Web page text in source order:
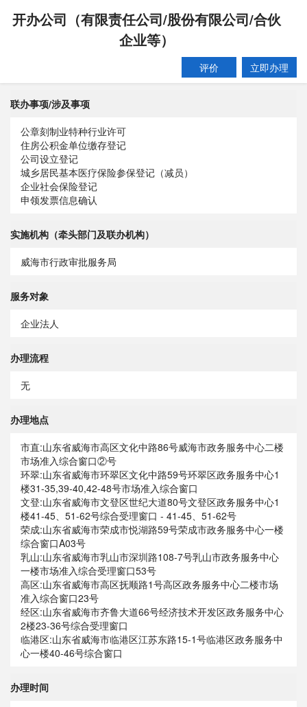
开办公司（有限责任公司/股份有限公司/合伙
企业等）
评价 立即办理
联办事项/涉及事项
公章刻制业特种行业许可
住房公积金单位缴存登记
公司设立登记
城乡居民基本医疗保险参保登记（减员）
企业社会保险登记
申领发票信息确认
实施机构（牵头部门及联办机构）
威海市行政审批服务局
服务对象
企业法人
办理流程
无
办理地点
市直:山东省威海市高区文化中路86号威海市政务服务中心二楼
市场准入综合窗口②号
环翠:山东省威海市环翠区文化中路59号环翠区政务服务中心1
楼31-35,39-40,42-48号市场准入综合窗口
文登:山东省威海市文登区世纪大道80号文登区政务服务中心1
楼41-45、51-62号综合受理窗口 - 41-45、51-62号
荣成:山东省威海市荣成市悦湖路59号荣成市政务服务中心一楼
综合窗口A03号
乳山:山东省威海市乳山市深圳路108-7号乳山市政务服务中心
一楼市场准入综合受理窗口53号
高区:山东省威海市高区抚顺路1号高区政务服务中心二楼市场
准入综合窗口23号
经区:山东省威海市齐鲁大道66号经济技术开发区政务服务中心
2楼23-36号综合受理窗口
临港区:山东省威海市临港区江苏东路15-1号临港区政务服务中
心一楼40-46号综合窗口
办理时间